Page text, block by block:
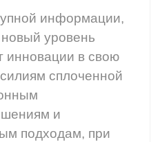
информации,
уровень
инновации в свою
сплоченной
и
подходам, при